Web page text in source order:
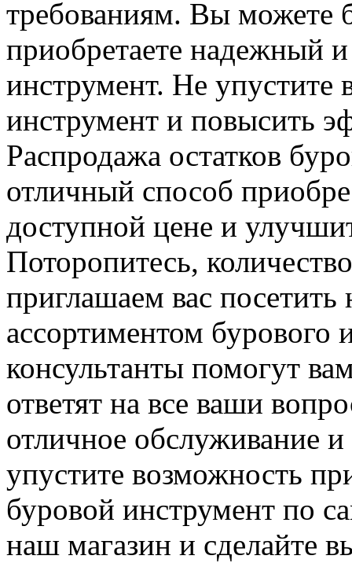
требованиям. Вы можете
приобретаете надежный
инструмент. Не упустите
инструмент и повысить
Распродажа остатков
отличный способ
доступной цене и
Поторопитесь,
приглашаем вас
ассортиментом
консультанты помогут
ответят на все ваши
отличное обслуживание
упустите возможность
буровой инструмент по
наш магазин и сделайте